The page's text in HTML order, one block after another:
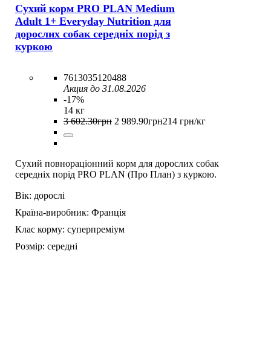
Сухий корм PRO PLAN Medium
Adult 1+ Everyday Nutrition для
дорослих собак середніх порід з
куркою
7613035120488
Акция до 31.08.2026
-17%
14 кг
3 602.30грн 2 989.90грн214 грн/кг
Сухий повнораціонний корм для дорослих собак
середніх порід PRO PLAN (Про План) з куркою.
Вік: дорослі
Країна-виробник: Франція
Клас корму: суперпреміум
Розмір: середні